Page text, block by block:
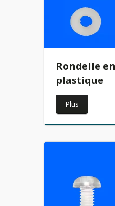
Rondelle en
plastique
Plus